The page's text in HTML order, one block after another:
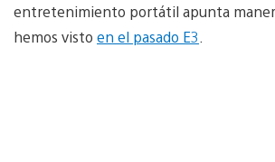
entretenimiento portátil apunta
hemos visto en el pasado E3